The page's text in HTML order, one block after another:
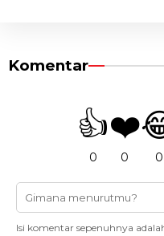
Komentar
👍
0
❤️
0 0
Isi komentar sepenuhnya